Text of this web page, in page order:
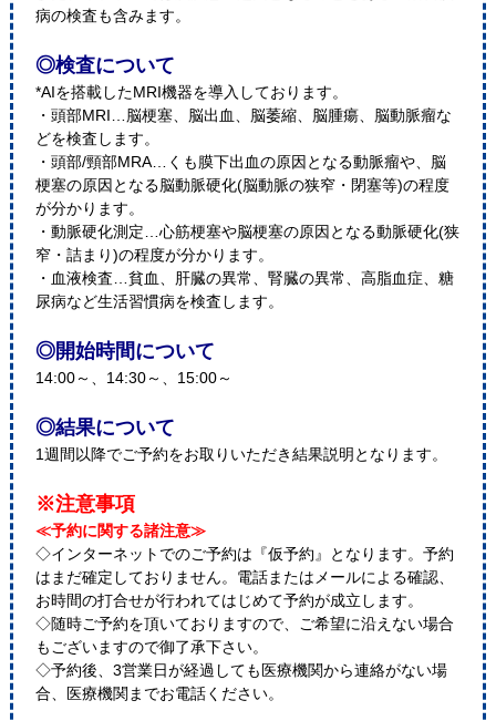
病の検査も含みます。
◎検査について
*AIを搭載したMRI機器を導入しております。
・頭部MRI…脳梗塞、脳出血、脳萎縮、脳腫瘍、脳動脈瘤な
どを検査します。
・頭部/頸部MRA…くも膜下出血の原因となる動脈瘤や、脳
梗塞の原因となる脳動脈硬化(脳動脈の狭窄・閉塞等)の程度
が分かります。
・動脈硬化測定…心筋梗塞や脳梗塞の原因となる動脈硬化(狭
窄・詰まり)の程度が分かります。
・血液検査…貧血、肝臓の異常、腎臓の異常、高脂血症、糖
尿病など生活習慣病を検査します。
◎開始時間について
14:00～、14:30～、15:00～
◎結果について
1週間以降でご予約をお取りいただき結果説明となります。
※注意事項
≪予約に関する諸注意≫
◇インターネットでのご予約は『仮予約』となります。予約
はまだ確定しておりません。電話またはメールによる確認、
お時間の打合せが行われてはじめて予約が成立します。
◇随時ご予約を頂いておりますので、ご希望に沿えない場合
もございますので御了承下さい。
◇予約後、3営業日が経過しても医療機関から連絡がない場
合、医療機関までお電話ください。